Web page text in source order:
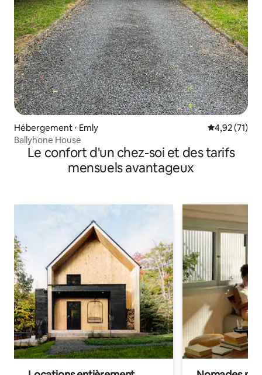
Hébergement ⋅ Emly Évaluation
4,92 (71)
Ballyhone House
Le confort d'un chez-soi et des tarifs
mensuels avantageux